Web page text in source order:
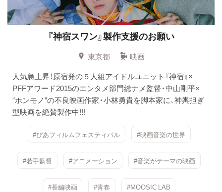
『神宿スワン』製作支援のお願い
東京都
映画
人気急上昇！原宿発の５人組アイドルユニット『神宿』×
PFFアワード2015のエンタメ部門総ナメ監督・中山剛平×
”ホンモノ”の不良映画作家・小林勇貴を脚本家に、神輿担ぎ
型映画を絶賛製作中!!!
#ぴあフィルムフェスティバル #映画音楽の世界
#若手監督 #アニメーション #音楽がテーマの映画
#長編映画 #青春 #MOOSIC LAB